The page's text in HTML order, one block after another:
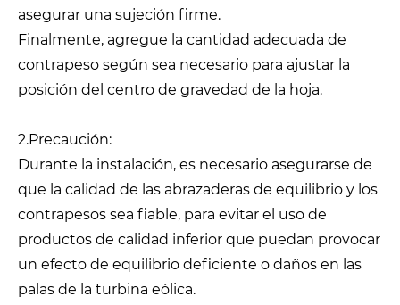
asegurar una sujeción firme.
Finalmente, agregue la cantidad adecuada de
contrapeso según sea necesario para ajustar la
posición del centro de gravedad de la hoja.
2.Precaución:
Durante la instalación, es necesario asegurarse de
que la calidad de las abrazaderas de equilibrio y los
contrapesos sea fiable, para evitar el uso de
productos de calidad inferior que puedan provocar
un efecto de equilibrio deficiente o daños en las
palas de la turbina eólica.